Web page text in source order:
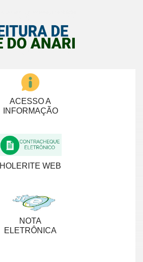
ACESSO A
INFORMAÇÃO
HOLERITE WEB
NOTA
ELETRÔNICA